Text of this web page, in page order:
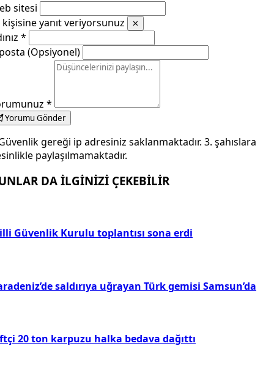
sitesi
kişisine yanıt veriyorsunuz
✕
*
(Opsiyonel)
*
Yorumu Gönder
gereği ip adresiniz saklanmaktadır. 3. şahıslara
paylaşılmamaktadır.
DA İLGİNİZİ ÇEKEBİLİR
Güvenlik Kurulu toplantısı sona erdi
saldırıya uğrayan Türk gemisi Samsun’da
20 ton karpuzu halka bedava dağıttı